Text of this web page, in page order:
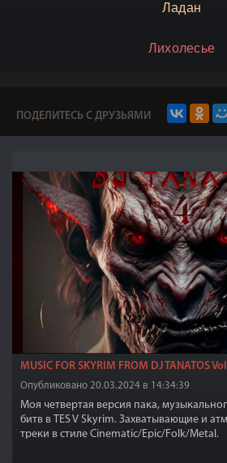
Ладан
Лихолесье
ПОДЕЛИТЕСЬ С ДРУЗЬЯМИ
MUSIC FOR SKYRIM FROM DJ TANATOS
Опубликовано 20.03.2024 в 14:34:39
Моя четвертая версия пака,
битв в TES V Skyrim. Захватывающие и
треки в стиле Cinematic/Epic/Folk/Metal.